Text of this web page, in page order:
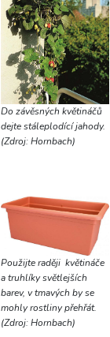
Do závěsných květináčů
dejte stáleplodící jahody.
(Zdroj: Hornbach)
Použijte raději květináče
a truhlíky světlejších
barev, v tmavých by se
mohly rostliny přehřát.
(Zdroj: Hornbach)